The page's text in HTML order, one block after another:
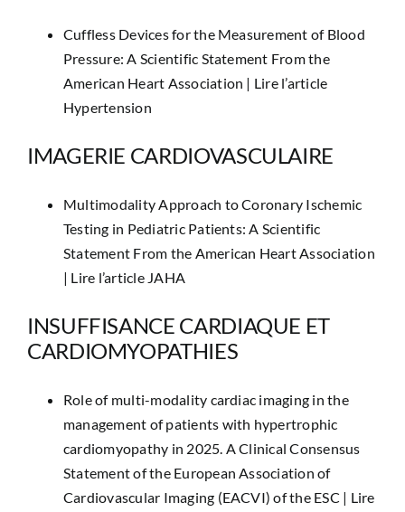
Cuffless Devices for the Measurement of Blood
Pressure: A Scientific Statement From the
American Heart Association | Lire l’article
Hypertension
IMAGERIE CARDIOVASCULAIRE
Multimodality Approach to Coronary Ischemic
Testing in Pediatric Patients: A Scientific
Statement From the American Heart Association
| Lire l’article JAHA
INSUFFISANCE CARDIAQUE ET
CARDIOMYOPATHIES
Role of multi-modality cardiac imaging in the
management of patients with hypertrophic
cardiomyopathy in 2025. A Clinical Consensus
Statement of the European Association of
Cardiovascular Imaging (EACVI) of the ESC | Lire